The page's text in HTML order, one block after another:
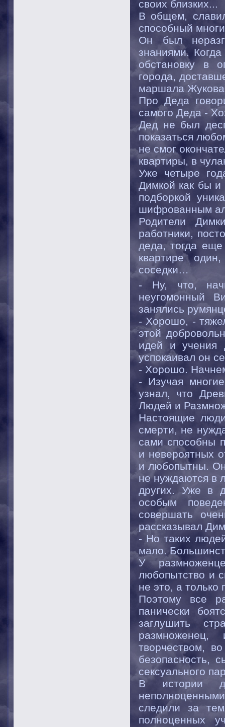
своих близких...
В общем,
способный
Он был
знаниями.
обстановку в
города,
маршала
Про Деда
самого Деда -
Дед не был
показаться
не смог
квартиры, в
Уже четыре
Димкой как бы и
подборкой
шифрованным
Родители
работники,
деда, тогда еще
квартире
соседки…
- Ну, что,
неугомонный
занялись
- Хорошо, -
этой
идей и учения
успокаивал он
- Хорошо.
- Изучая
узнал, что
Людей и
Настоящие
смерти, не
сами способны
и невероятных
и любопытны.
не нуждаются в
других. Уже в
особым
совершать
рассказывал
- Но таких
мало.
У
любопытство и
не это, а только
Поэтому все
панически
заглушить
размноженец,
творчеством,
безопасность,
сексуального
В истории
следили за
полноценных